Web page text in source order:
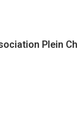
Plein